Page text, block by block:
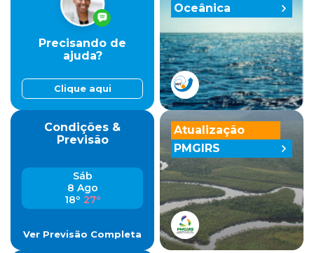
Oceânica
Precisando de
ajuda?
Clique aqui
Condições &
Previsão
Sáb
8 Ago
18º 27º
Ver Previsão Completa
Atualização
PMGIRS